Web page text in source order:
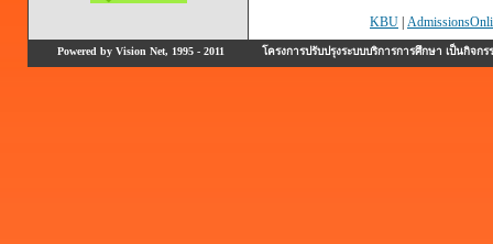
KBU
Powered by Vision Net, 1995 - 2011 โครงการปรับปรุงระบบบริการการศึกษา เป็นกิ